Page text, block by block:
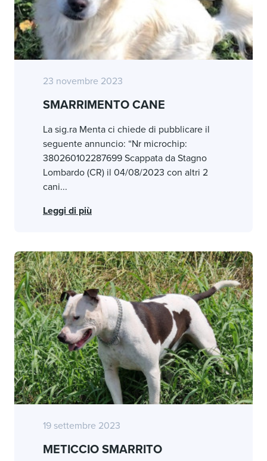
23 novembre 2023
SMARRIMENTO CANE
La sig.ra Menta ci chiede di pubblicare il
seguente annuncio: “Nr microchip:
380260102287699 Scappata da Stagno
Lombardo (CR) il 04/08/2023 con altri 2
cani...
Leggi di più
19 settembre 2023
METICCIO SMARRITO